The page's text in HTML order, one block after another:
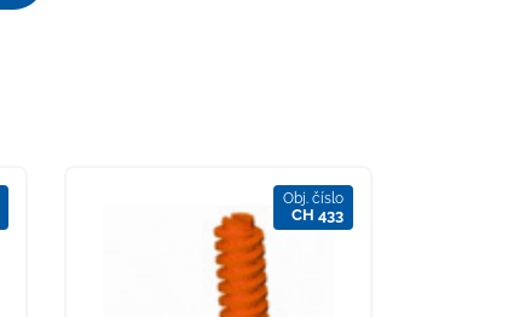
Obj. číslo
CH 433